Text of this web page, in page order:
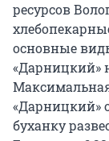
ресурсов
основные
«Дарницкий»
«Дарницкий»
буханку